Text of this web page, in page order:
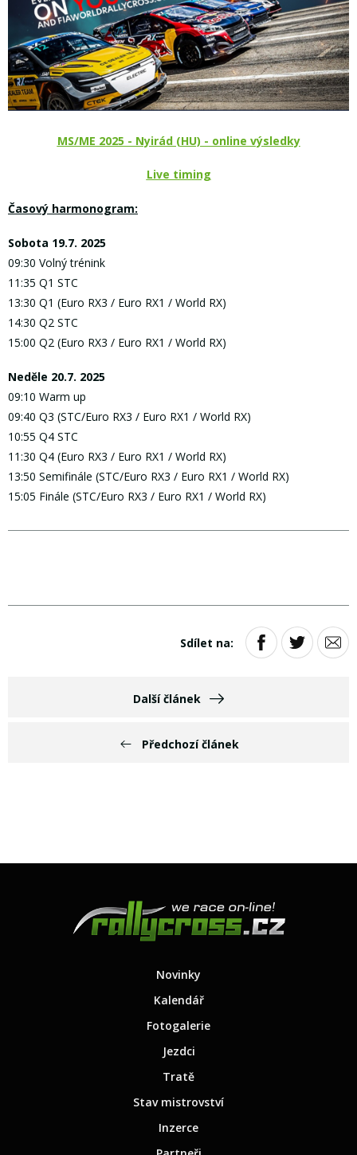
MS/ME 2025 - Nyirád (HU) - online výsledky
Live timing
Časový harmonogram:
Sobota 19.7. 2025
09:30 Volný trénink
11:35 Q1 STC
13:30 Q1 (Euro RX3 / Euro RX1 / World RX)
14:30 Q2 STC
15:00 Q2 (Euro RX3 / Euro RX1 / World RX)
Neděle 20.7. 2025
09:10 Warm up
09:40 Q3 (STC/Euro RX3 / Euro RX1 / World RX)
10:55 Q4 STC
11:30 Q4 (Euro RX3 / Euro RX1 / World RX)
13:50 Semifinále (STC/Euro RX3 / Euro RX1 / World RX)
15:05 Finále (STC/Euro RX3 / Euro RX1 / World RX)
Předchozí článek
Sdílet na:
Další článek
Novinky
Kalendář
Fotogalerie
Jezdci
Tratě
Stav mistrovství
Inzerce